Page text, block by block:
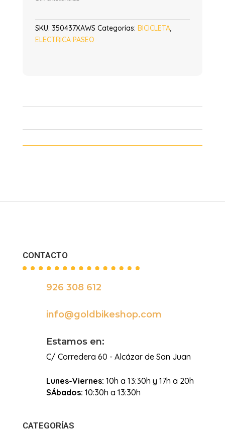
SKU: 350437XAWS Categorías: BICICLETA,
ELECTRICA PASEO
CONTACTO
926 308 612
info@goldbikeshop.com
Estamos en:
C/ Corredera 60 - Alcázar de San Juan
Lunes-Viernes: 10h a 13:30h y 17h a 20h
SÁbados: 10:30h a 13:30h
CATEGORÍAS